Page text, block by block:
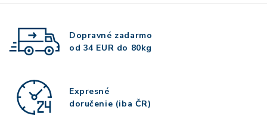
Dopravné zadarmo
od 34 EUR do 80kg
Expresné
doručenie (iba ČR)